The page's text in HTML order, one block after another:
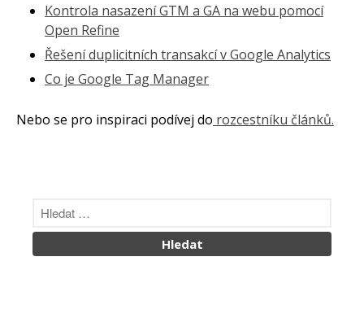
Kontrola nasazení GTM a GA na webu pomocí
Open Refine
Řešení duplicitních transakcí v Google Analytics
Co je Google Tag Manager
Nebo se pro inspiraci podívej do rozcestníku článků.